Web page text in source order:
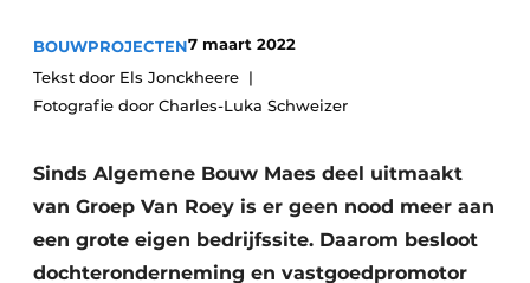
Vacatures
Video’s
Bedrijven
Bedrijven
Contact
Akoestiek
Beton & Staalbouw
Brandveiligheid
BIM
Evenementen
BOUWPROJECTEN7 maart 2022
Tekst door Els Jonckheere
Fotografie door Charles-Luka Schweizer
Sinds Algemene Bouw Maes deel uitmaakt
van Groep Van Roey is er geen nood meer aan
een grote eigen bedrijfssite. Daarom besloot
dochteronderneming en vastgoedpromotor